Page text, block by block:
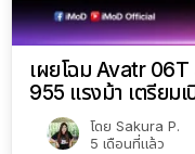
เผยโฉม Avatr
955 แรงม้า เตรียม
โดย Sakura P.
5 เดือนที่แล้ว